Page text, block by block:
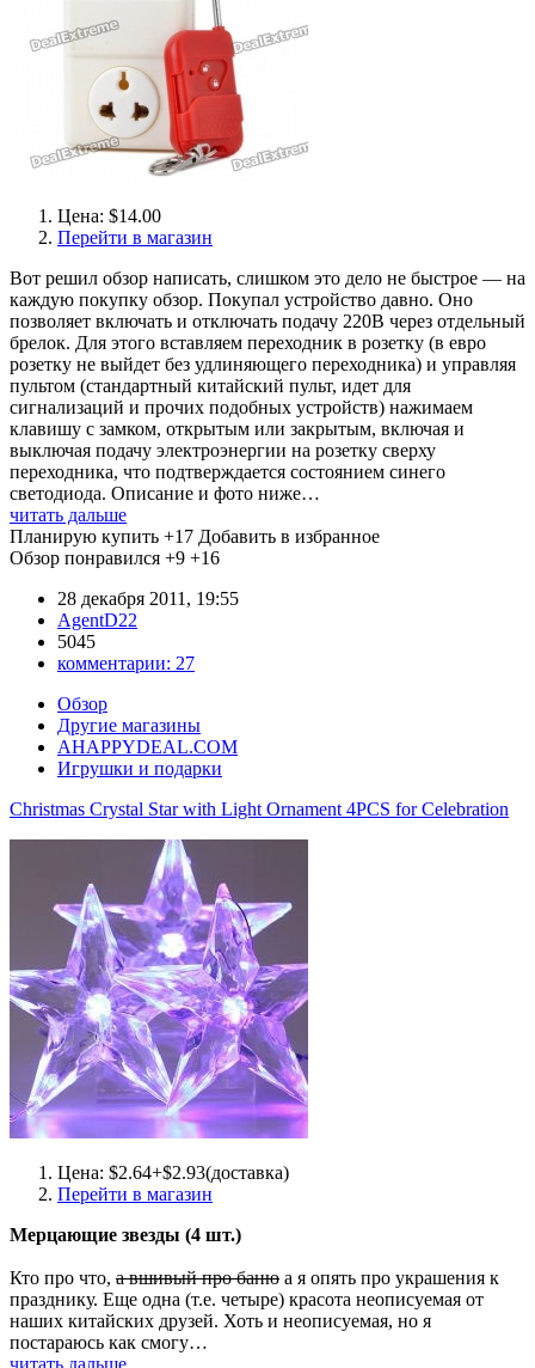
Цена: $14.00
Перейти в магазин
Вот решил обзор написать, слишком это дело не быстрое — на
каждую покупку обзор. Покупал устройство давно. Оно
позволяет включать и отключать подачу 220В через отдельный
брелок. Для этого вставляем переходник в розетку (в евро
розетку не выйдет без удлиняющего переходника) и управляя
пультом (стандартный китайский пульт, идет для
сигнализаций и прочих подобных устройств) нажимаем
клавишу с замком, открытым или закрытым, включая и
выключая подачу электроэнергии на розетку сверху
переходника, что подтверждается состоянием синего
светодиода. Описание и фото ниже…
читать дальше
Планирую купить +17 Добавить в избранное
Обзор понравился +9 +16
28 декабря 2011, 19:55
AgentD22
5045
комментарии: 27
Обзор
Другие магазины
AHAPPYDEAL.COM
Игрушки и подарки
Christmas Crystal Star with Light Ornament 4PCS for Celebration
Цена: $2.64+$2.93(доставка)
Перейти в магазин
Мерцающие звезды (4 шт.)
Кто про что, а вшивый про баню а я опять про украшения к
празднику. Еще одна (т.е. четыре) красота неописуемая от
наших китайских друзей. Хоть и неописуемая, но я
постараюсь как смогу…
читать дальше